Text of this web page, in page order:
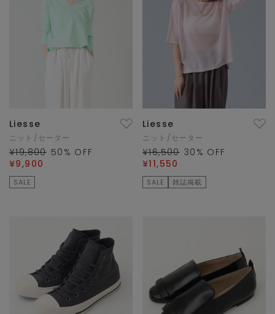
Liesse
ニット/セーター
¥19,800 50 % OFF
¥9,900
SALE
Liesse
ニット/セーター
¥16,500 30 % OFF
¥11,550
SALE 雑誌掲載